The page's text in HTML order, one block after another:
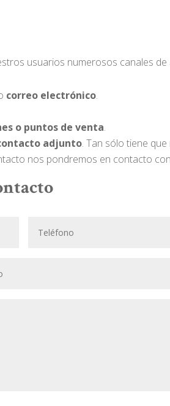
usuarios numerosos canales
correo electrónico.
o puntos de venta.
adjunto. Tan sólo tiene
nos pondremos en contacto